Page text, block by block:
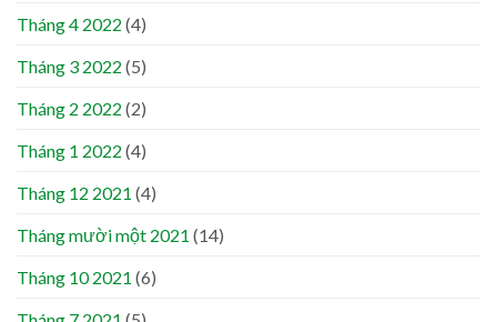
Tháng 4 2022 (4)
Tháng 3 2022 (5)
Tháng 2 2022 (2)
Tháng 1 2022 (4)
Tháng 12 2021 (4)
Tháng mười một 2021 (14)
Tháng 10 2021 (6)